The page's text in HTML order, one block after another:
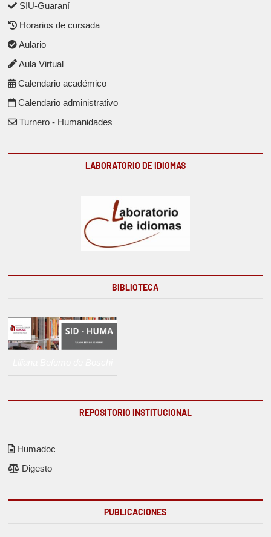
SIU-Guaraní
Horarios de cursada
Aulario
Aula Virtual
Calendario académico
Calendario administrativo
Turnero - Humanidades
LABORATORIO DE IDIOMAS
BIBLIOTECA
REPOSITORIO INSTITUCIONAL
Humadoc
Digesto
PUBLICACIONES